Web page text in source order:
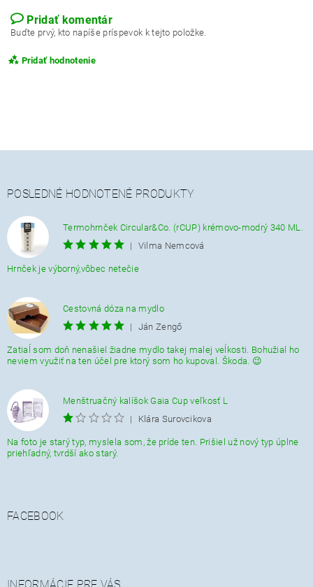
Pridať komentár
Buďte prvý, kto napíše príspevok k tejto položke.
Pridať hodnotenie
POSLEDNÉ HODNOTENÉ PRODUKTY
Termohrnček Circular&Co. (rCUP) krémovo-modrý 340 ML.
|
Vilma Nemcová
Hrnček je výborný,vôbec netečie
Cestovná dóza na mydlo
|
Ján Zengő
Zatiaĺ som doň nenašiel žiadne mydlo takej malej veĺkosti. Bohužial ho
neviem využiť na ten účel pre ktorý som ho kupoval. Škoda. 😉
Menštruačný kalíšok Gaia Cup veľkosť L
|
Klára Surovcikova
Na foto je starý typ, myslela som, že príde ten. Prišiel už nový typ úplne
priehľadný, tvrdší ako starý.
FACEBOOK
INFORMÁCIE PRE VÁS